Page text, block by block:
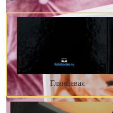
Глянцевая